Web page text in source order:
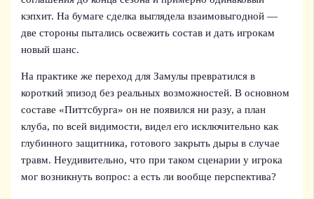
кэпхит. На бумаге сделка выглядела взаимовыгодной —
две стороны пытались освежить состав и дать игрокам
новый шанс.
На практике же переход для Замулы превратился в
короткий эпизод без реальных возможностей. В основном
составе «Питтсбурга» он не появился ни разу, а план
клуба, по всей видимости, видел его исключительно как
глубинного защитника, готового закрыть дыры в случае
травм. Неудивительно, что при таком сценарии у игрока
мог возникнуть вопрос: а есть ли вообще перспектива?